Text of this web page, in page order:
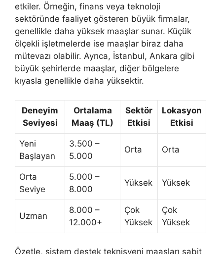
etkiler. Örneğin, finans veya teknoloji
sektöründe faaliyet gösteren büyük firmalar,
genellikle daha yüksek maaşlar sunar. Küçük
ölçekli işletmelerde ise maaşlar biraz daha
mütevazı olabilir. Ayrıca, İstanbul, Ankara gibi
büyük şehirlerde maaşlar, diğer bölgelere
kıyasla genellikle daha yüksektir.
Deneyim
Seviyesi
Ortalama
Maaş (TL)
Sektör
Etkisi
Lokasyon
Etkisi
Yeni
Başlayan
3.500 –
5.000
Orta Orta
Orta
Seviye
5.000 –
8.000
Yüksek Yüksek
Uzman
8.000 –
12.000+
Çok
Yüksek
Çok
Yüksek
Özetle, sistem destek teknisyeni maaşları sabit